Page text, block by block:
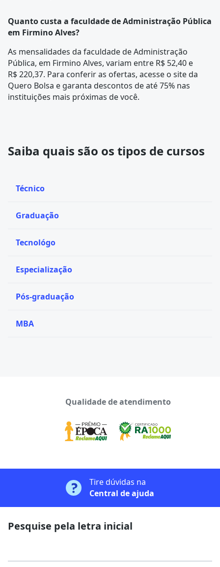
Quanto custa a faculdade de Administração Pública
em Firmino Alves?
As mensalidades da faculdade de Administração
Pública, em Firmino Alves, variam entre R$ 52,40 e
R$ 220,37. Para conferir as ofertas, acesse o site da
Quero Bolsa e garanta descontos de até 75% nas
instituições mais próximas de você.
Saiba quais são os tipos de cursos
Técnico
Graduação
Tecnológo
Especialização
Pós-graduação
MBA
Qualidade de atendimento
Tire dúvidas na
Central de ajuda
Pesquise pela letra inicial